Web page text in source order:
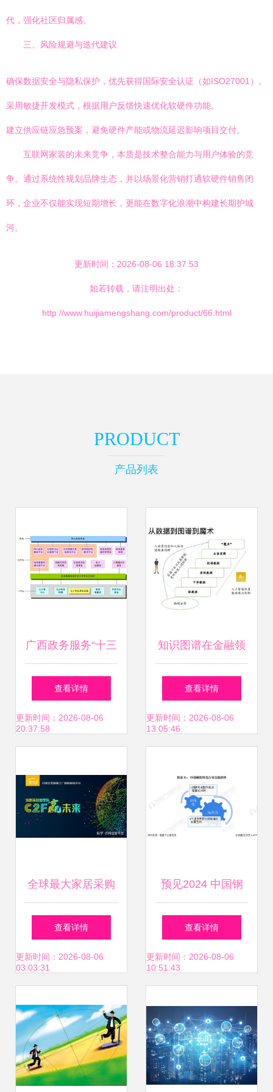
代，强化社区归属感。
三、风险规避与迭代建议
确保数据安全与隐私保护，优先获得国际安全认证（如ISO27001）。
采用敏捷开发模式，根据用户反馈快速优化软硬件功能。
建立供应链应急预案，避免硬件产能或物流延迟影响项目交付。
互联网家装的未来竞争，本质是技术整合能力与用户体验的竞
争。通过系统性规划品牌生态，并以场景化营销打通软硬件销售闭
环，企业不仅能实现短期增长，更能在数字化浪潮中构建长期护城
河。
更新时间：2026-08-06 18:37:53
如若转载，请注明出处：
http://www.huijiamengshang.com/product/66.html
PRODUCT
产品列表
广西政务服务“十三
五”规划解读 互联
网软硬件开发与销
查看详情
更新时间：2026-08-06
20:37:58
知识图谱在金融领
域的发展与应用 基
于鲍捷观点的前瞻
查看详情
更新时间：2026-08-06
13:05:46
全球最大家居采购
基地 佛山龙江的互
联网软硬件开发与
查看详情
更新时间：2026-08-06
03:03:31
预见2024 中国钢
铁物流行业全景图
谱——市场规模、
景解析
查看详情
更新时间：2026-08-06
10:51:43